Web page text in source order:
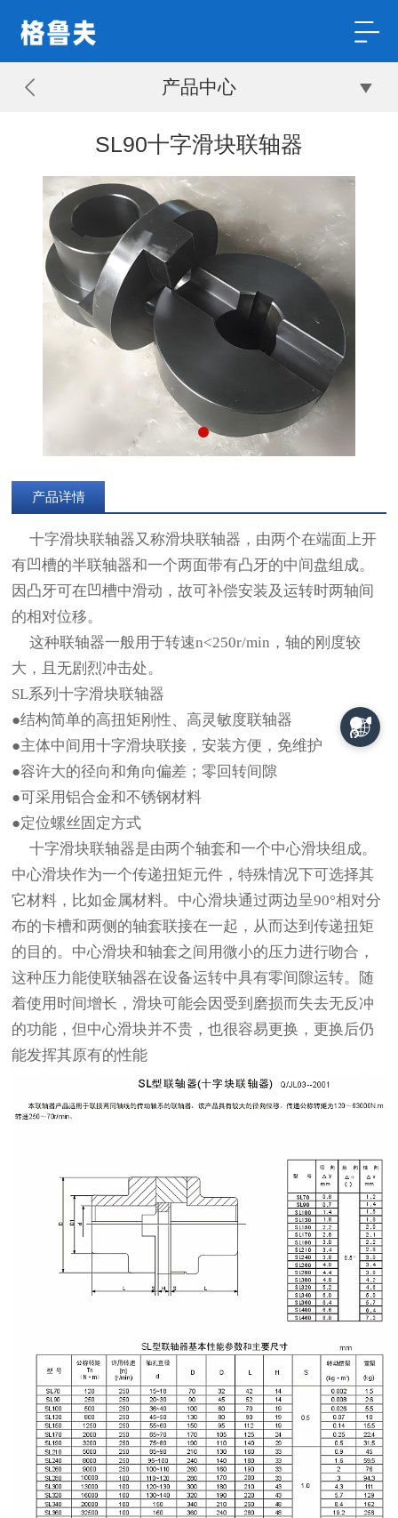
产品中心
SL90十字滑块联轴器
产品详情
十字滑块联轴器又称滑块联轴器，由两个在端面上开
有凹槽的半联轴器和一个两面带有凸牙的中间盘组成。
因凸牙可在凹槽中滑动，故可补偿安装及运转时两轴间
的相对位移。
这种联轴器一般用于转速n<250r/min，轴的刚度较
大，且无剧烈冲击处。
SL系列十字滑块联轴器
●结构简单的高扭矩刚性、高灵敏度联轴器
●主体中间用十字滑块联接，安装方便，免维护
●容许大的径向和角向偏差；零回转间隙
●可采用铝合金和不锈钢材料
●定位螺丝固定方式
十字滑块联轴器是由两个轴套和一个中心滑块组成。
中心滑块作为一个传递扭矩元件，特殊情况下可选择其
它材料，比如金属材料。中心滑块通过两边呈90°相对分
布的卡槽和两侧的轴套联接在一起，从而达到传递扭矩
的目的。中心滑块和轴套之间用微小的压力进行吻合，
这种压力能使联轴器在设备运转中具有零间隙运转。随
着使用时间增长，滑块可能会因受到磨损而失去无反冲
的功能，但中心滑块并不贵，也很容易更换，更换后仍
能发挥其原有的性能